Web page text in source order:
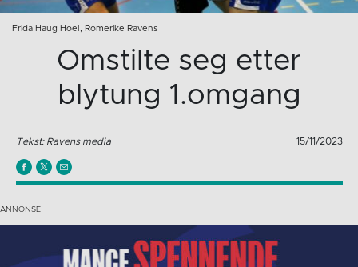
Frida Haug Hoel, Romerike Ravens
Omstilte seg etter
blytung 1.omgang
Tekst: Ravens media 15/11/2023